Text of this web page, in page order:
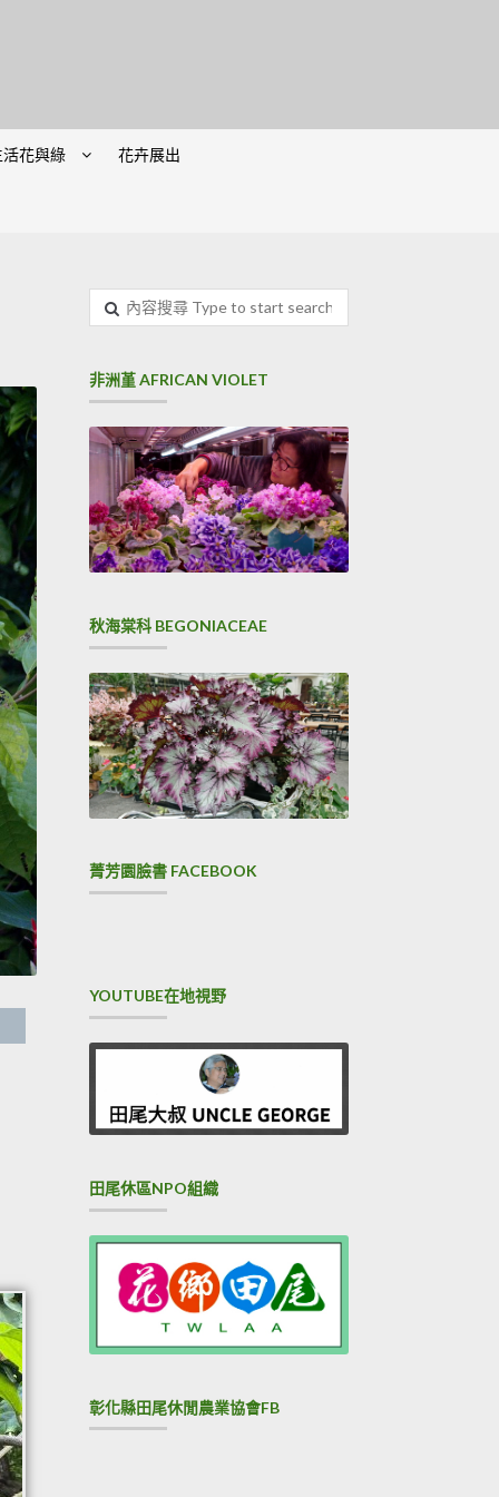
活花與綠 花卉展出
非洲堇 AFRICAN VIOLET
秋海棠科 BEGONIACEAE
菁芳園臉書 FACEBOOK
YOUTUBE在地視野
田尾休區NPO組織
彰化縣田尾休閒農業協會FB